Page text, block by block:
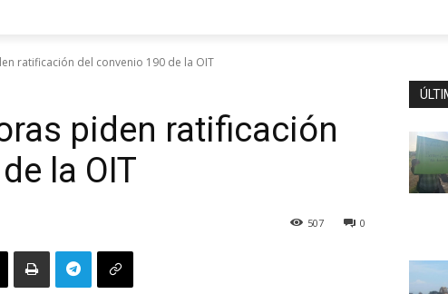
ratificación del convenio 190 de la OIT
piden ratificación
la OIT
0
507